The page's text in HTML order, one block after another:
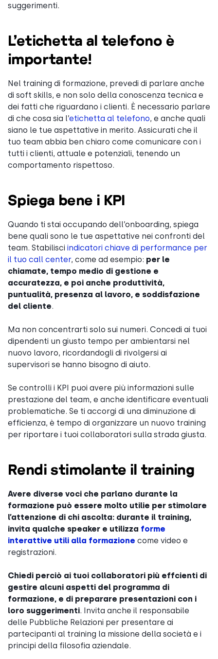
suggerimenti.
L’etichetta al telefono è
importante!
Nel training di formazione, prevedi di parlare anche
di soft skills, e non solo della conoscenza tecnica e
dei fatti che riguardano i clienti. È necessario parlare
di che cosa sia l’etichetta al telefono, e anche quali
siano le tue aspettative in merito. Assicurati che il
tuo team abbia ben chiaro come comunicare con i
tutti i clienti, attuale e potenziali, tenendo un
comportamento rispettoso.
Spiega bene i KPI
Quando ti stai occupando dell’onboarding, spiega
bene quali sono le tue aspettative nei confronti del
team. Stabilisci indicatori chiave di performance per
il tuo call center, come ad esempio: per le
chiamate, tempo medio di gestione e
accuratezza, e poi anche produttività,
puntualità, presenza al lavoro, e soddisfazione
del cliente.
Ma non concentrarti solo sui numeri. Concedi ai tuoi
dipendenti un giusto tempo per ambientarsi nel
nuovo lavoro, ricordandogli di rivolgersi ai
supervisori se hanno bisogno di aiuto.
Se controlli i KPI puoi avere più informazioni sulle
prestazione del team, e anche identificare eventuali
problematiche. Se ti accorgi di una diminuzione di
efficienza, è tempo di organizzare un nuovo training
per riportare i tuoi collaboratori sulla strada giusta.
Rendi stimolante il training
Avere diverse voci che parlano durante la
formazione può essere molto utilie per stimolare
l’attenzione di chi ascolta: durante il training,
invita qualche speaker e utilizza forme
interattive utili alla formazione come video e
registrazioni.
Chiedi perciò ai tuoi collaboratori più effcienti di
gestire alcuni aspetti del programma di
formazione, e di preparare presentazioni con i
loro suggerimenti. Invita anche il responsabile
delle Pubbliche Relazioni per presentare ai
partecipanti al training la missione della società e i
principi della filosofia aziendale.